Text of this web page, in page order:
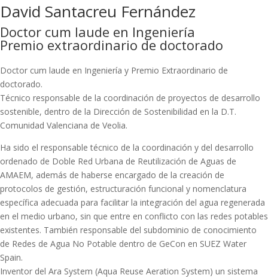
David Santacreu Fernández
Doctor cum laude en Ingeniería
Premio extraordinario de doctorado
Doctor cum laude en Ingeniería y Premio Extraordinario de
doctorado.
Técnico responsable de la coordinación de proyectos de desarrollo
sostenible, dentro de la Dirección de Sostenibilidad en la D.T.
Comunidad Valenciana de Veolia.
Ha sido el responsable técnico de la coordinación y del desarrollo
ordenado de Doble Red Urbana de Reutilización de Aguas de
AMAEM, además de haberse encargado de la creación de
protocolos de gestión, estructuración funcional y nomenclatura
específica adecuada para facilitar la integración del agua regenerada
en el medio urbano, sin que entre en conflicto con las redes potables
existentes. También responsable del subdominio de conocimiento
de Redes de Agua No Potable dentro de GeCon en SUEZ Water
Spain.
Inventor del Ara System (Aqua Reuse Aeration System) un sistema